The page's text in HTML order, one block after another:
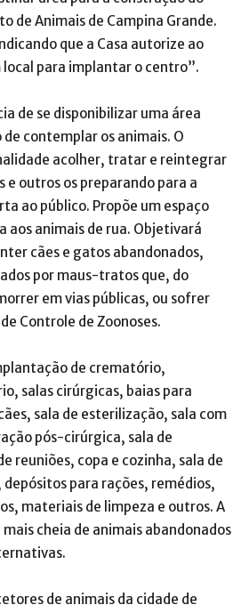
de Animais de Campina Grande.
que a Casa autorize ao
para implantar o centro”.
de se disponibilizar uma área
contemplar os animais. O
acolher, tratar e reintegrar
e outros os preparando para a
ao público. Propõe um espaço
aos animais de rua. Objetivará
cães e gatos abandonados,
por maus-tratos que, do
em vias públicas, ou sofrer
Controle de Zoonoses.
de crematório,
salas cirúrgicas, baias para
sala de esterilização, sala com
pós-cirúrgica, sala de
reuniões, copa e cozinha, sala de
para rações, remédios,
materiais de limpeza e outros. A
cheia de animais abandonados
de animais da cidade de